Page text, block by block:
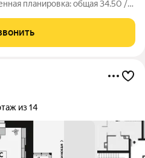
планировка: общая 34.50 /
окна. На полу ламинат.
из 14